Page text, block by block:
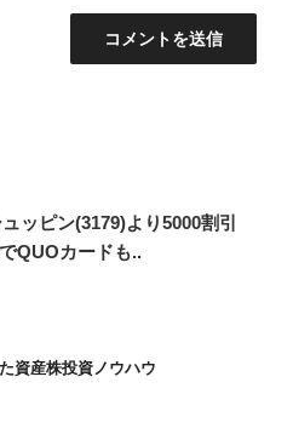
ッピン(3179)より5000割引
QUOカードも..
資産株投資ノウハウ